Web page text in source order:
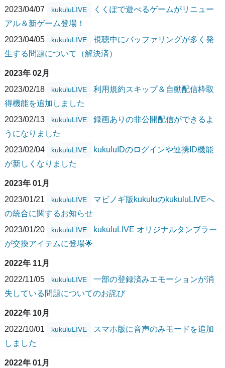
2023/04/07
kukuluLIVE
くくぽで遊べるゲームがリニュー
アル＆新ゲーム登場！
2023/04/05
kukuluLIVE
視聴中にバッファリングが多く発
生する問題について（解決済）
2023年 02月
2023/02/18
kukuluLIVE
利用規約スキップ＆自動配信枠取
得機能を追加しました
2023/02/13
kukuluLIVE
録画ありの非公開配信ができるよ
うになりました
2023/02/04
kukuluLIVE
kukuluIDのログインや連携ID機能
が新しくなりました
2023年 01月
2023/01/21
kukuluLIVE
マビノギ版kukuluのkukuluLIVEへ
の統合に関するお知らせ
2023/01/20
kukuluLIVE
kukuluLIVE オリジナルタンブラー
が交換アイテムに登場🌟
2022年 11月
2022/11/05
kukuluLIVE
一部の登録済みエモーションが消
失している問題についてのお詫び
2022年 10月
2022/10/01
kukuluLIVE
スマホ版に音声のみモードを追加
しました
2022年 01月